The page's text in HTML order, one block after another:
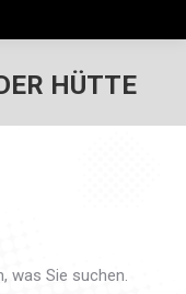
HÜTTE
was Sie suchen.